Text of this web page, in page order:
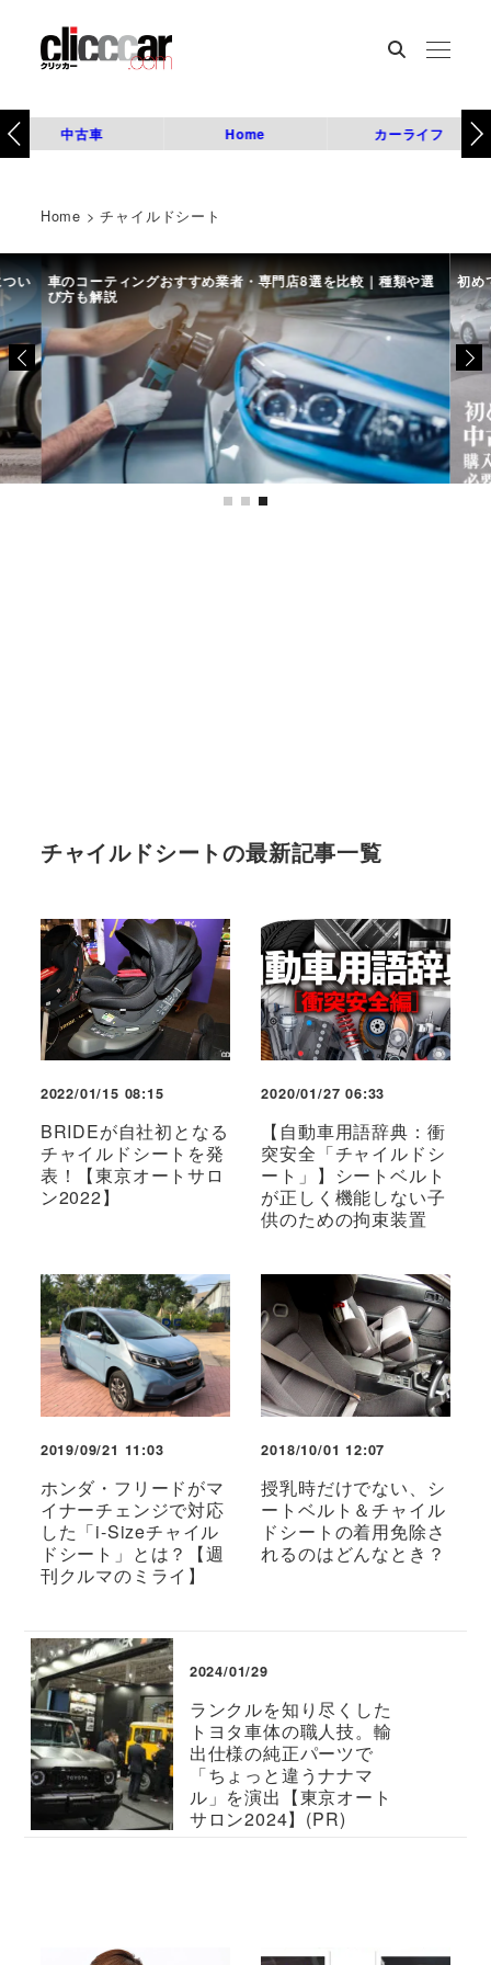
中古車 Home カーライフ
Home >チャイルドシート
い 車のコーティングおすすめ業者・専門店8選を比較｜種類や選
び方も解説
初め
チャイルドシートの最新記事一覧
2022/01/15 08:15
BRIDEが自社初となる
チャイルドシートを発
表！【東京オートサロ
ン2022】
2020/01/27 06:33
【自動車用語辞典：衝
突安全「チャイルドシ
ート」】シートベルト
が正しく機能しない子
供のための拘束装置
2019/09/21 11:03
ホンダ・フリードがマ
イナーチェンジで対応
した「i-Sizeチャイル
ドシート」とは？【週
刊クルマのミライ】
2018/10/01 12:07
授乳時だけでない、シ
ートベルト＆チャイル
ドシートの着用免除さ
れるのはどんなとき？
2024/01/29
ランクルを知り尽くした
トヨタ車体の職人技。輸
出仕様の純正パーツで
「ちょっと違うナナマ
ル」を演出【東京オート
サロン2024】(PR)